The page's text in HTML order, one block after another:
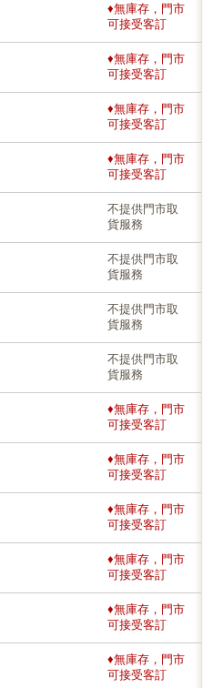
♦無庫存，門市
可接受客訂
♦無庫存，門市
可接受客訂
♦無庫存，門市
可接受客訂
♦無庫存，門市
可接受客訂
不提供門市取
貨服務
不提供門市取
貨服務
不提供門市取
貨服務
不提供門市取
貨服務
♦無庫存，門市
可接受客訂
♦無庫存，門市
可接受客訂
♦無庫存，門市
可接受客訂
♦無庫存，門市
可接受客訂
♦無庫存，門市
可接受客訂
♦無庫存，門市
可接受客訂